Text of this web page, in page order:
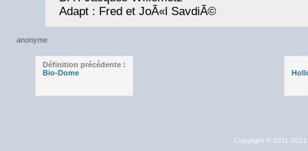
Adapt : Fred et JoÃ«l SavdiÃ©
Définition précédente :
Bio-Dome
Copyright © 2011-